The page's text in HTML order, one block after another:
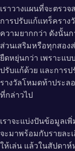
เราวางแผนที่จะตรว
การปรับแก้แทร็คราง
ความยากกว่า ดังนั้น
ส่วนเสริมหรือทุกสอง
ยืดหยุ่นกว่า เพราะแ
ปรับแก้ด้วย และการ
รางวัลโหมดท้าประล
ที่กล่าวไป
เราจะแบ่งปันข้อมูลเ
จะมาพร้อมกับรายละ
ให้เล่น แล้วในสัปดา